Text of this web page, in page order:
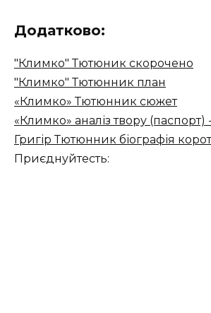
Додатково:
"Климко" Тютюник скорочено
"Климко" Тютюнник план
«Климко» Тютюнник сюжет
«Климко» аналіз твору
Григір Тютюнник біографія
Приєднуйтесть: